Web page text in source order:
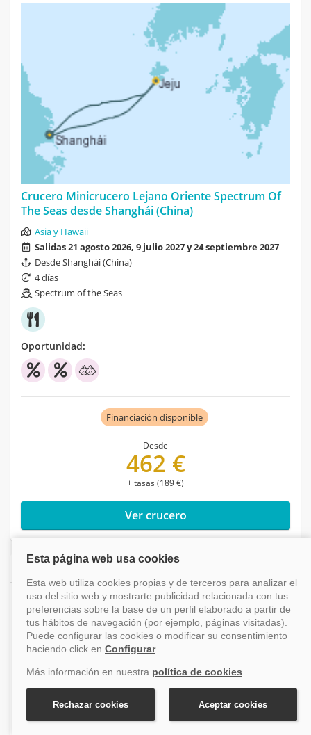
Crucero Minicrucero Lejano Oriente Spectrum Of
The Seas desde Shanghái (China)
Asia y Hawaii
Salidas 21 agosto 2026, 9 julio 2027 y 24 septiembre 2027
Desde Shanghái (China)
4 días
Spectrum of the Seas
Oportunidad:
Financiación disponible
Desde
462 €
+ tasas (189 €)
Ver crucero